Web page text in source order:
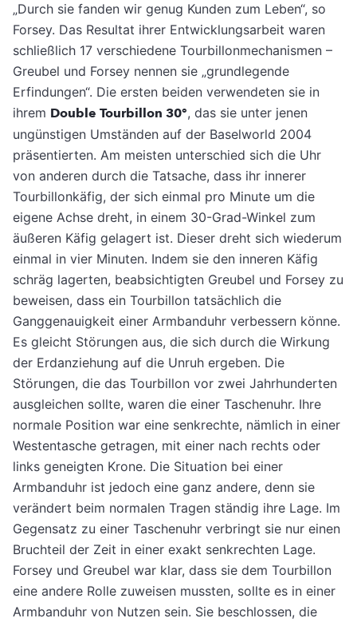
„Durch sie fanden wir genug Kunden zum Leben“, so
Forsey. Das Resultat ihrer Entwicklungsarbeit waren
schließlich 17 verschiedene Tourbillonmechanismen –
Greubel und Forsey nennen sie „grundlegende
Erfindungen“. Die ersten beiden verwendeten sie in
ihrem Double Tourbillon 30°, das sie unter jenen
ungünstigen Umständen auf der Baselworld 2004
präsentierten. Am meisten unterschied sich die Uhr
von anderen durch die Tatsache, dass ihr innerer
Tourbillonkäfig, der sich einmal pro Minute um die
eigene Achse dreht, in einem 30-Grad-Winkel zum
äußeren Käfig gelagert ist. Dieser dreht sich wiederum
einmal in vier Minuten. Indem sie den inneren Käfig
schräg lagerten, beabsichtigten Greubel und Forsey zu
beweisen, dass ein Tourbillon tatsächlich die
Ganggenauigkeit einer Armbanduhr verbessern könne.
Es gleicht Störungen aus, die sich durch die Wirkung
der Erdanziehung auf die Unruh ergeben. Die
Störungen, die das Tourbillon vor zwei Jahrhunderten
ausgleichen sollte, waren die einer Taschenuhr. Ihre
normale Position war eine senkrechte, nämlich in einer
Westentasche getragen, mit einer nach rechts oder
links geneigten Krone. Die Situation bei einer
Armbanduhr ist jedoch eine ganz andere, denn sie
verändert beim normalen Tragen ständig ihre Lage. Im
Gegensatz zu einer Taschenuhr verbringt sie nur einen
Bruchteil der Zeit in einer exakt senkrechten Lage.
Forsey und Greubel war klar, dass sie dem Tourbillon
eine andere Rolle zuweisen mussten, sollte es in einer
Armbanduhr von Nutzen sein. Sie beschlossen, die